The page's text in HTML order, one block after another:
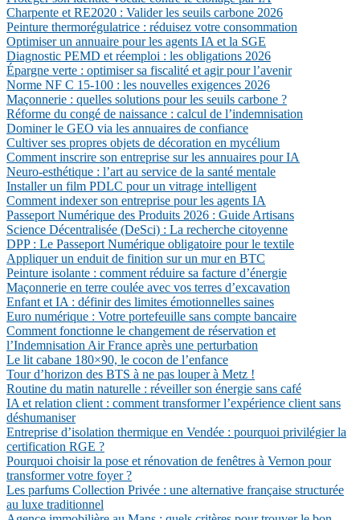
Charpente et RE2020 : Valider les seuils carbone 2026
Peinture thermorégulatrice : réduisez votre consommation
Optimiser un annuaire pour les agents IA et la SGE
Diagnostic PEMD et réemploi : les obligations 2026
Épargne verte : optimiser sa fiscalité et agir pour l’avenir
Norme NF C 15-100 : les nouvelles exigences 2026
Maçonnerie : quelles solutions pour les seuils carbone ?
Réforme du congé de naissance : calcul de l’indemnisation
Dominer le GEO via les annuaires de confiance
Cultiver ses propres objets de décoration en mycélium
Comment inscrire son entreprise sur les annuaires pour IA
Neuro-esthétique : l’art au service de la santé mentale
Installer un film PDLC pour un vitrage intelligent
Comment indexer son entreprise pour les agents IA
Passeport Numérique des Produits 2026 : Guide Artisans
Science Décentralisée (DeSci) : La recherche citoyenne
DPP : Le Passeport Numérique obligatoire pour le textile
Appliquer un enduit de finition sur un mur en BTC
Peinture isolante : comment réduire sa facture d’énergie
Maçonnerie en terre coulée avec vos terres d’excavation
Enfant et IA : définir des limites émotionnelles saines
Euro numérique : Votre portefeuille sans compte bancaire
Comment fonctionne le changement de réservation et
l’Indemnisation Air France après une perturbation
Le lit cabane 180×90, le cocon de l’enfance
Tour d’horizon des BTS à ne pas louper à Metz !
Routine du matin naturelle : réveiller son énergie sans café
IA et relation client : comment transformer l’expérience client sans
déshumaniser
Entreprise d’isolation thermique en Vendée : pourquoi privilégier la
certification RGE ?
Pourquoi choisir la pose et rénovation de fenêtres à Vernon pour
transformer votre foyer ?
Les parfums Collection Privée : une alternative française structurée
au luxe traditionnel